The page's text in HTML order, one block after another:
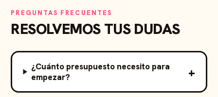
PREGUNTAS FRECUENTES
RESOLVEMOS TUS DUDAS
¿Cuánto presupuesto necesito para
empezar?